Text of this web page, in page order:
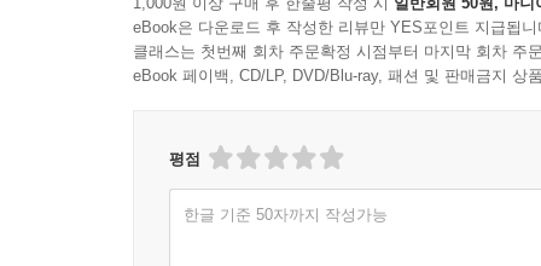
eBook은 다운로드 후 작성한 리뷰만 YES포인트 지급됩니
클래스는 첫번째 회차 주문확정 시점부터 마지막 회차 주
eBook 페이백, CD/LP, DVD/Blu-ray, 패션 및 판매금지 상
평점
한글 기준 50자까지 작성가능